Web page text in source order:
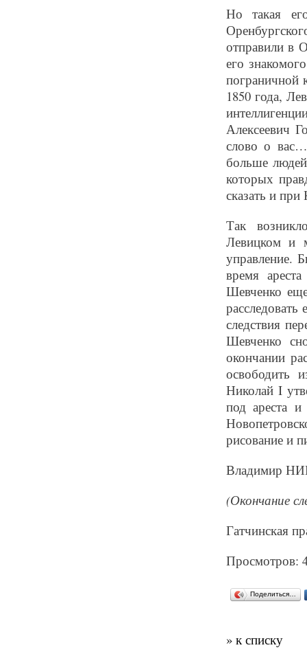
Но такая
отправили в
его
пограничной
1850 года,
Алексеевич
слово о
больше
которых
сказать и
Так
Левицком и
управление.
время
Шевченко
следствия
Шевченко
окончании
освободить
Николай I
под ареста
рисование и
Владимир
(Окончание
Гатчинская
Просмотров:
Поделиться…
» к списку